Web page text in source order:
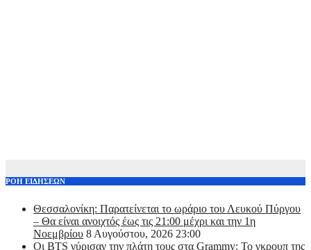
ΡΟΗ ΕΙΔΗΣΕΩΝ
Θεσσαλονίκη: Παρατείνεται το ωράριο του Λευκού Πύργου
– Θα είναι ανοιχτός έως τις 21:00 μέχρι και την 1η
Νοεμβρίου 8 Αυγούστου, 2026 23:00
Οι BTS γύρισαν την πλάτη τους στα Grammy: Το γκρουπ της